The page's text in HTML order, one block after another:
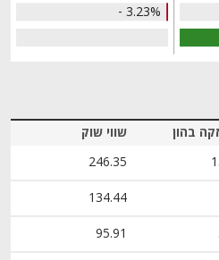
- 3.23%
בהון
שווי שוק
246.35
134.44
95.91